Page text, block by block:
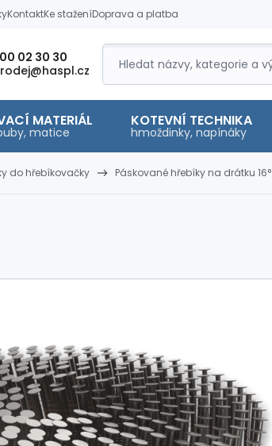
KontaktKe staženíDoprava a platba
02 30 30
MATERIÁL
matice
KOTEVNÍ TECHNIKA
hmoždinky, napínáky
do hřebíkovačky Páskované hřebíky na drátku 16°